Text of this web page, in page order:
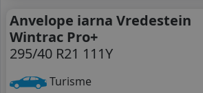
Anvelope iarna Vredestein
Wintrac Pro+
295/40 R21 111Y
Turisme